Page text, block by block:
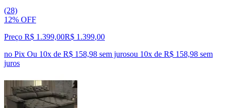
(28)
12% OFF
Preço R$ 1.399,00R$ 1.399,00
no Pix Ou 10x de R$ 158,98 sem jurosou 10x de R$ 158,98 sem
juros